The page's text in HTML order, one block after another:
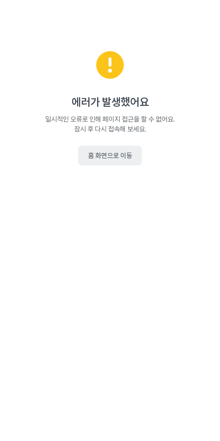
에러가 발생했어요
일시적인 오류로 인해 페이지 접근을 할 수 없어요.
잠시 후 다시 접속해 보세요.
홈 화면으로 이동